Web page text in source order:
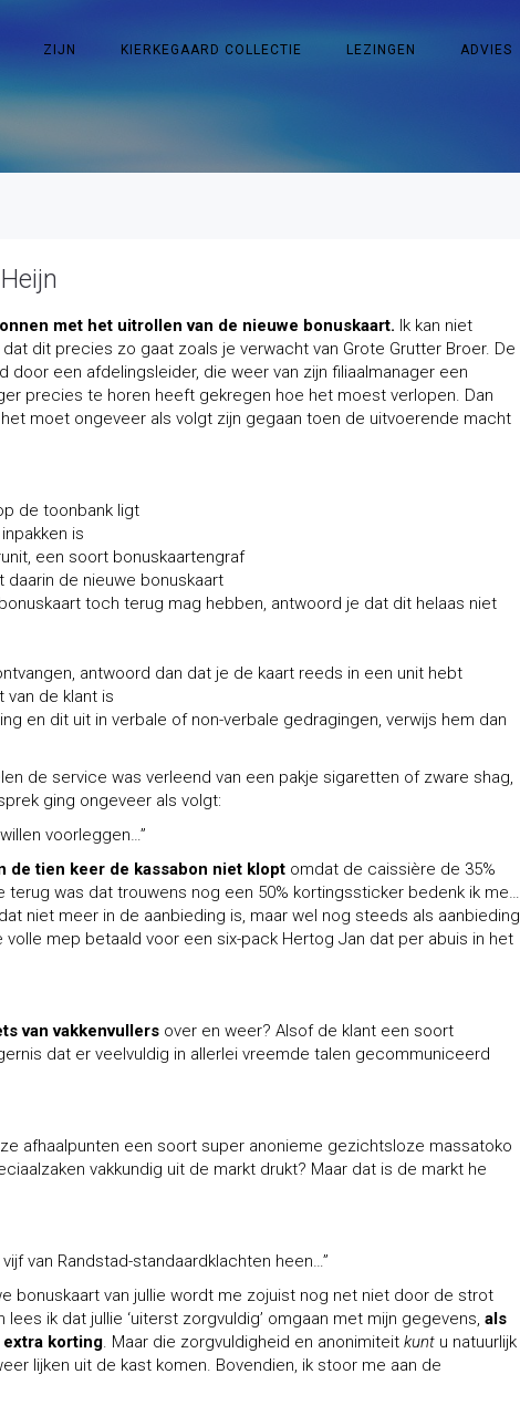
ZIJN KIERKEGAARD COLLECTIE LEZINGEN ADVIES
met het uitrollen van de nieuwe bonuskaart. Ik kan niet
dit precies zo gaat zoals je verwacht van Grote Grutter Broer. De
door een afdelingsleider, die weer van zijn filiaalmanager een
precies te horen heeft gekregen hoe het moest verlopen. Dan
moet ongeveer als volgt zijn gegaan toen de uitvoerende macht
de toonbank ligt
is
een soort bonuskaartengraf
de nieuwe bonuskaart
toch terug mag hebben, antwoord je dat dit helaas niet
antwoord dan dat je de kaart reeds in een unit hebt
de klant is
en dit uit in verbale of non-verbale gedragingen, verwijs hem dan
de service was verleend van een pakje sigaretten of zware shag,
ging ongeveer als volgt:
voorleggen…”
de tien keer de kassabon niet klopt omdat de caissière de 35%
was dat trouwens nog een 50% kortingssticker bedenk ik me…
niet meer in de aanbieding is, maar wel nog steeds als aanbieding
mep betaald voor een six-pack Hertog Jan dat per abuis in het
van vakkenvullers over en weer? Alsof de klant een soort
dat er veelvuldig in allerlei vreemde talen gecommuniceerd
afhaalpunten een soort super anonieme gezichtsloze massatoko
vakkundig uit de markt drukt? Maar dat is de markt he
van Randstad-standaardklachten heen…”
bonuskaart van jullie wordt me zojuist nog net niet door de strot
lees ik dat jullie ‘uiterst zorgvuldig’ omgaan met mijn gegevens, als
extra korting. Maar die zorgvuldigheid en anonimiteit kunt u natuurlijk
lijken uit de kast komen. Bovendien, ik stoor me aan de